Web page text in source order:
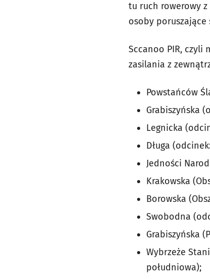
tu ruch rowerowy
osoby
Sccanoo PIR, czyli
zasilania z
Powstańców
Grabiszyńska
Legnicka
Długa
Jedności
Krakowska
Borowska
Swobodna
Grabiszyńska
Wybrzeże
południowa);